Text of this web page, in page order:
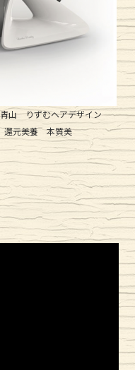
青山 りずむヘアデザイン
還元美養 本質美